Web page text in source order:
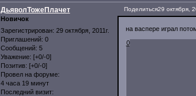
Поделиться29 октября,
ДьяволТожеПлачет
Новичок
Зарегистрирован: 29 октября, 2011г.
Приглашений: 0
Сообщений: 5
Уважение: [+0/-0]
Позитив: [+0/-0]
Провел на форуме:
4 часа 19 минут
Последний визит:
на васпере играл
0